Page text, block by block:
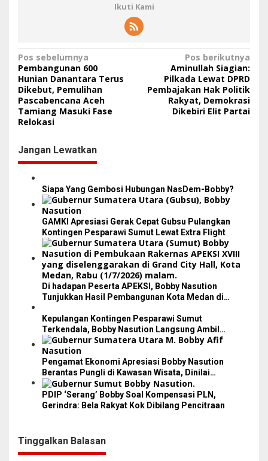
Ikuti Kami
N
a
v
i
g
a
s
Pos sebelumnya
Pembangunan 600
Hunian Danantara Terus
Dikebut, Pemulihan
Pascabencana Aceh
Tamiang Masuki Fase
Relokasi
Pos berikutnya
Aminullah Siagian:
Pilkada Lewat DPRD
Pembajakan Hak Politik
Rakyat, Demokrasi
Dikebiri Elit Partai
Jangan Lewatkan
Siapa Yang Gembosi Hubungan NasDem-Bobby?
GAMKI Apresiasi Gerak Cepat Gubsu Pulangkan
Kontingen Pesparawi Sumut Lewat Extra Flight
Di hadapan Peserta APEKSI, Bobby Nasution
Tunjukkan Hasil Pembangunan Kota Medan di
Kepulangan Kontingen Pesparawi Sumut
Terkendala, Bobby Nasution Langsung Ambil
Langkah
Pengamat Ekonomi Apresiasi Bobby Nasution
Berantas Pungli di Kawasan Wisata, Dinilai
Dongkrak PAD dan Citra Pariwisata Sumut
PDIP ‘Serang’ Bobby Soal Kompensasi PLN,
Gerindra: Bela Rakyat Kok Dibilang Pencitraan
Tinggalkan Balasan